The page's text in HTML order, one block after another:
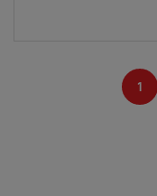
1